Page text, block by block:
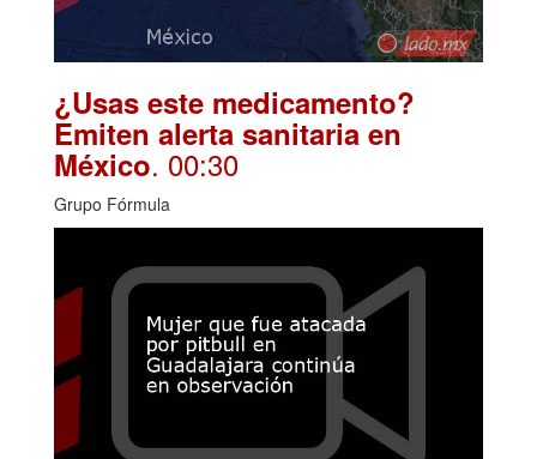
¿Usas este medicamento?
Emiten alerta sanitaria en
México. 00:30
Grupo Fórmula